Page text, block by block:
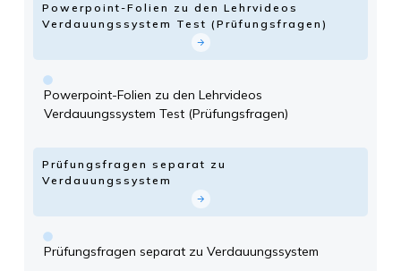
Powerpoint-Folien zu den Lehrvideos
Verdauungssystem Test (Prüfungsfragen)
Powerpoint-Folien zu den Lehrvideos
Verdauungssystem Test (Prüfungsfragen)
Prüfungsfragen separat zu
Verdauungssystem
Prüfungsfragen separat zu Verdauungssystem